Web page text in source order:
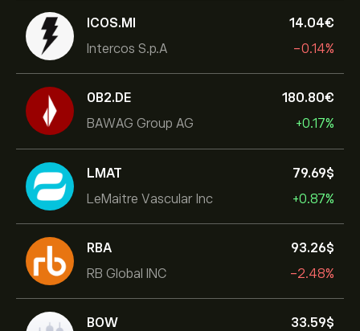
ICOS.MI
Intercos S.p.A
14.04‎€‎
-0.14%
0B2.DE
BAWAG Group AG
180.80‎€‎
+0.17%
LMAT
LeMaitre Vascular Inc
79.69‎$‎
+0.87%
RBA
RB Global INC
93.26‎$‎
-2.48%
BOW
33.59‎$‎